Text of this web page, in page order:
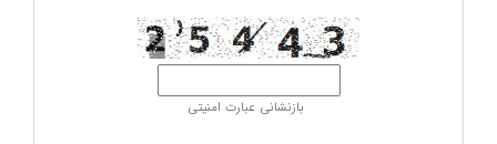
بازنشانی عبارت امنیتی